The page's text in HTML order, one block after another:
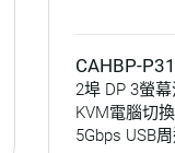
CAHBP-
2埠 DP 3螢
KVM電腦切
5Gbps USB